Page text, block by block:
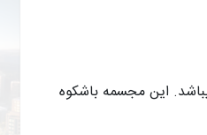
این مجسمه باشکوه